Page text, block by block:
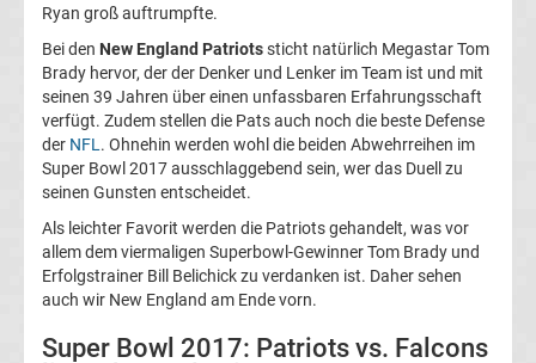
Tabelle
Europa
Ergebnisse
Ryan groß auftrumpfte.
Bei den New England Patriotssticht natürlich Megastar Tom
Brady hervor, der der Denker und Lenker im Team ist und mit
seinen 39 Jahren über einen unfassbaren Erfahrungsschaft
verfügt. Zudem stellen die Pats auch noch die beste Defense
der NFL . Ohnehin werden wohl die beiden Abwehrreihen im
Super Bowl 2017 ausschlaggebend sein, wer das Duell zu
seinen Gunsten entscheidet.
Als leichter Favorit werden die Patriots gehandelt, was vor
allem dem viermaligen Superbowl-Gewinner Tom Brady und
Erfolgstrainer Bill Belichick zu verdanken ist. Daher sehen
auch wir New England am Ende vorn.
Super Bowl 2017: Patriots vs. Falcons